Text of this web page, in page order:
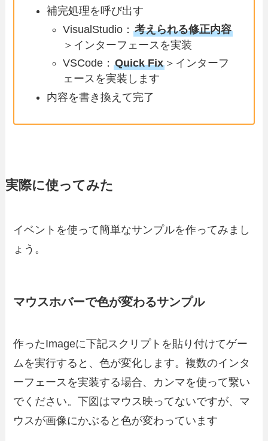
補完処理を呼び出す
VisualStudio：考えられる修正内容
＞インターフェースを実装
VSCode：Quick Fix ＞インターフ
ェースを実装します
内容を書き換えて完了
実際に使ってみた
イベントを使って簡単なサンプルを作ってみまし
ょう。
マウスホバーで色が変わるサンプル
作ったImageに下記スクリプトを貼り付けてゲー
ムを実行すると、色が変化します。複数のインタ
ーフェースを実装する場合、カンマを使って繋い
でください。下図はマウス映ってないですが、マ
ウスが画像にかぶると色が変わっています